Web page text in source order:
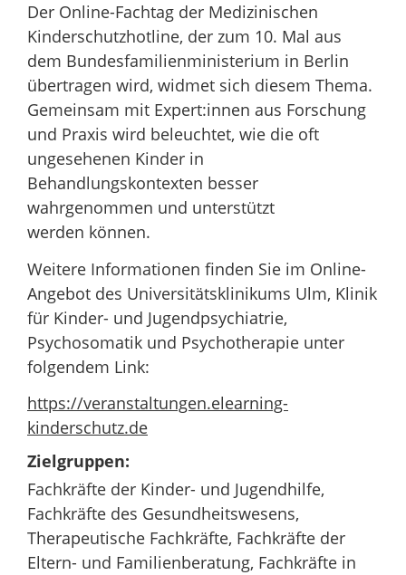
Der Online-Fachtag der Medizinischen
Kinderschutzhotline, der zum 10. Mal aus
dem Bundesfamilienministerium in Berlin
übertragen wird, widmet sich diesem Thema.
Gemeinsam mit Expert:innen aus Forschung
und Praxis wird beleuchtet, wie die oft
ungesehenen Kinder in
Behandlungskontexten besser
wahrgenommen und unterstützt
werden können.
Weitere Informationen finden Sie im Online-
Angebot des Universitätsklinikums Ulm, Klinik
für Kinder- und Jugendpsychiatrie,
Psychosomatik und Psychotherapie unter
folgendem Link:
https://veranstaltungen.elearning-
kinderschutz.de
Zielgruppen:
Fachkräfte der Kinder- und Jugendhilfe,
Fachkräfte des Gesundheitswesens,
Therapeutische Fachkräfte, Fachkräfte der
Eltern- und Familienberatung, Fachkräfte in